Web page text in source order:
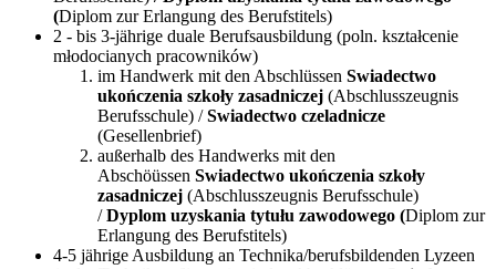
(Diplom zur Erlangung des Berufstitels)
2 - bis 3-jährige duale Berufsausbildung (poln. kształcenie
młodocianych pracowników)
im Handwerk mit den Abschlüssen Swiadectwo
ukończenia szkoły zasadniczej (Abschlusszeugnis
Berufsschule) /Swiadectwo czeladnicze
(Gesellenbrief)
außerhalb des Handwerks mit den
Abschöüssen Swiadectwo ukończenia szkoły
zasadniczej (Abschlusszeugnis Berufsschule)
/Dyplom uzyskania tytułu zawodowego (Diplom zur
Erlangung des Berufstitels)
4-5 jährige Ausbildung an Technika/berufsbildenden Lyzeen